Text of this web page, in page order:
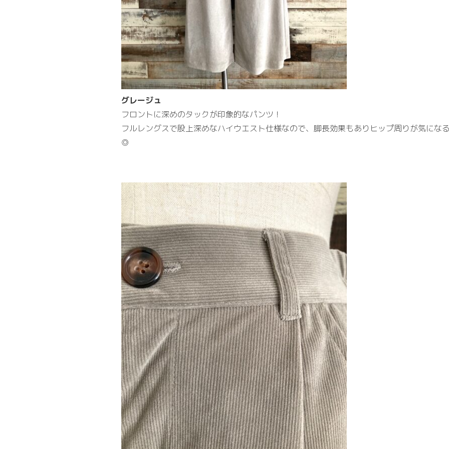
グレージュ
フロントに深めのタックが印象的なパンツ！
フルレングスで股上深めなハイウエスト仕様なので、脚長効果もありヒップ周りが気にな
◎